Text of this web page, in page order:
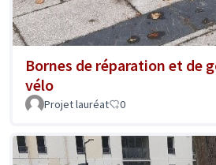
Bornes de réparation et de
vélo
Projet lauréat 0